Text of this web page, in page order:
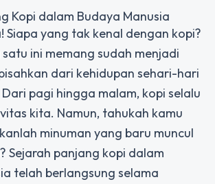
Kopi dalam Budaya Manusia
Siapa yang tak kenal dengan kopi?
ini memang sudah menjadi
dari kehidupan sehari-hari
pagi hingga malam, kopi selalu
kita. Namun, tahukah kamu
minuman yang baru muncul
Sejarah panjang kopi dalam
telah berlangsung selama